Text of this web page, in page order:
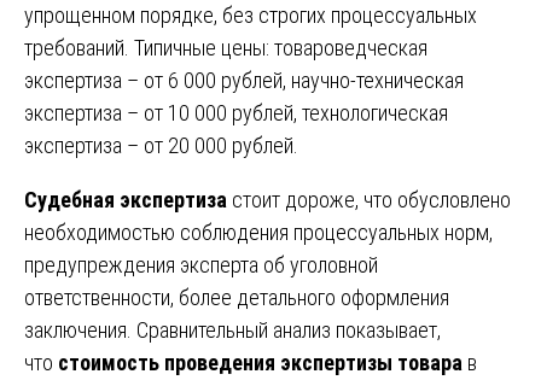
упрощенном порядке, без строгих процессуальных
требований. Типичные цены: товароведческая
экспертиза – от 6 000 рублей, научно-техническая
экспертиза – от 10 000 рублей, технологическая
экспертиза – от 20 000 рублей.
Судебная экспертиза стоит дороже, что обусловлено
необходимостью соблюдения процессуальных норм,
предупреждения эксперта об уголовной
ответственности, более детального оформления
заключения. Сравнительный анализ показывает,
что стоимость проведения экспертизы товара в